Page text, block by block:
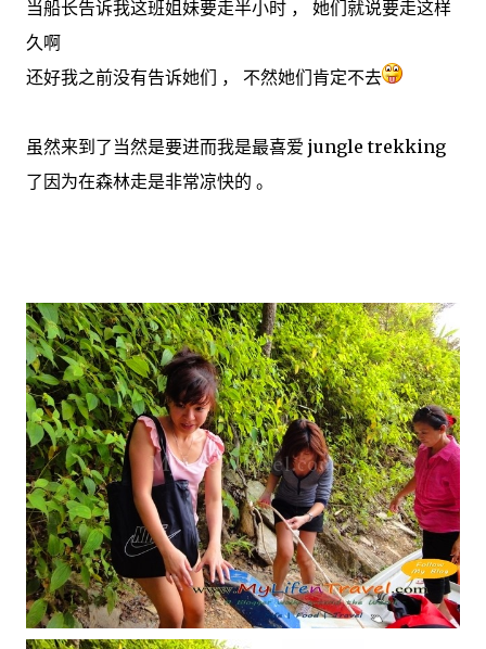
当船长告诉我这班姐妹要走半小时 ， 她们就说要走这样
久啊
还好我之前没有告诉她们 ， 不然她们肯定不去
虽然来到了当然是要进而我是最喜爱 jungle trekking
了因为在森林走是非常凉快的 。